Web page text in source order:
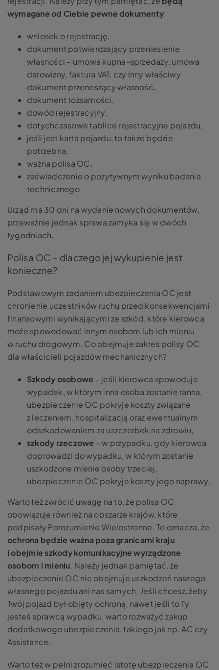
wymagane od Ciebie pewne dokumenty:
wniosek o rejestrację,
dokument potwierdzający przeniesienie
własności – umowa kupna-sprzedaży, umowa
darowizny, faktura VAT, czy inny właściwy
dokument przenoszący własność,
dokument tożsamości,
dowód rejestracyjny,
dotychczasowe tablice rejestracyjne pojazdu,
jeśli jest karta pojazdu, to także będzie
potrzebna,
ważna polisa OC,
zaświadczenie o pozytywnym wyniku badania
technicznego.
Urząd ma 30 dni na wydanie nowych dokumentów,
przeważnie jednak sprawa zamyka się w dwóch
tygodniach.
Polisa OC – dlaczego jej wykupienie jest
konieczne?
Podstawowym zadaniem ubezpieczenia OC jest
chronienie uczestników ruchu przed konsekwencjami
finansowymi wynikającymi ze szkód, które kierowca
może spowodować innym osobom lub ich mieniu
w ruchu drogowym. Co obejmuje zakres polisy OC
dla właścicieli pojazdów mechanicznych?
Szkody osobowe – jeśli kierowca spowoduje
wypadek, w którym inna osoba zostanie ranna,
ubezpieczenie OC pokryje koszty związane
z leczeniem, hospitalizacją oraz ewentualnym
odszkodowaniem za uszczerbek na zdrowiu,
szkody rzeczowe – w przypadku, gdy kierowca
doprowadzi do wypadku, w którym zostanie
uszkodzone mienie osoby trzeciej,
ubezpieczenie OC pokryje koszty jego naprawy.
Warto też zwrócić uwagę na to, że polisa OC
obowiązuje również na obszarze krajów, które
podpisały Porozumienie Wielostronne. To oznacza, że
ochrona będzie ważna poza granicami kraju
i obejmie szkody komunikacyjne wyrządzone
osobom i mieniu. Należy jednak pamiętać, że
ubezpieczenie OC nie obejmuje uszkodzeń naszego
własnego pojazdu ani nas samych. Jeśli chcesz, żeby
Twój pojazd był objęty ochroną, nawet jeśli to Ty
jesteś sprawcą wypadku, warto rozważyć zakup
dodatkowego ubezpieczenia, takiego jak np. AC czy
Assistance.
Warto też w pełni zrozumieć istotę ubezpieczenia OC.